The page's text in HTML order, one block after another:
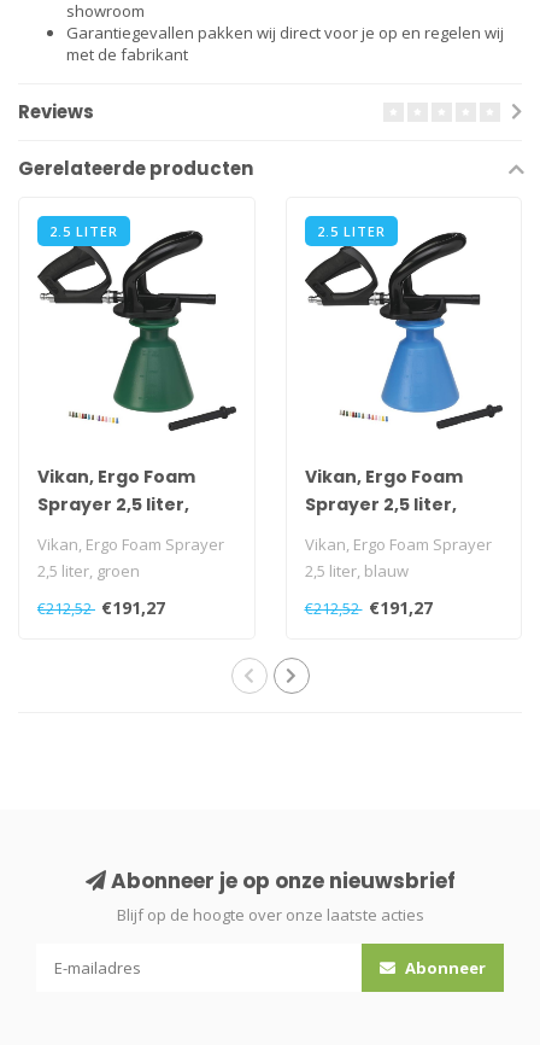
showroom
Garantiegevallen pakken wij direct voor je op en regelen wij
met de fabrikant
Reviews
Gerelateerde producten
2.5 LITER
Vikan, Ergo Foam
Sprayer 2,5 liter,
groen
Vikan, Ergo Foam Sprayer
2,5 liter, groen
€212,52 €191,27
2.5 LITER
Vikan, Ergo Foam
Sprayer 2,5 liter,
blauw
Vikan, Ergo Foam Sprayer
2,5 liter, blauw
€212,52 €191,27
Abonneer je op onze nieuwsbrief
Blijf op de hoogte over onze laatste acties
Abonneer